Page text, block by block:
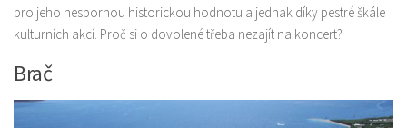
pro jeho nespornou historickou hodnotu a jednak díky pestré škále
kulturních akcí. Proč si o dovolené třeba nezajít na koncert?
Brač